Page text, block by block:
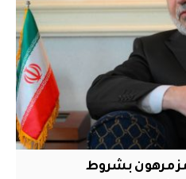
مرهون بشروط